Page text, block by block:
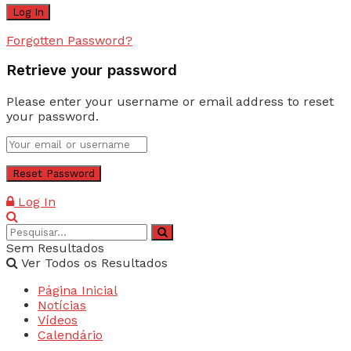
Forgotten Password?
Retrieve your password
Please enter your username or email address to reset
your password.
Log In
Sem Resultados
Ver Todos os Resultados
Página Inicial
Notícias
Vídeos
Calendário